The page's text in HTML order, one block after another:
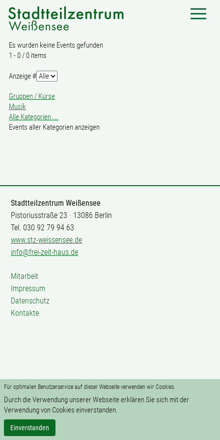
Für optimalen Benutzerservice auf dieser Webseite verwenden wir Cookies.
Durch die Verwendung unserer Webseite erklären Sie sich mit der
Verwendung von Cookies einverstanden.
Einverstanden
Es wurden keine Events gefunden
Limite
Paginierungsliste
1 - 0 / 0 items
Anzeige #
Gruppen / Kurse
Musik
Alle Kategorien ...
Events aller Kategorien anzeigen
Stadtteilzentrum Weißensee
Pistoriusstraße 23 · 13086 Berlin
Tel. 030 92 79 94 63
www.stz-weissensee.de
info@frei-zeit-haus.de
Mitarbeit
Impressum
Datenschutz
Kontakte